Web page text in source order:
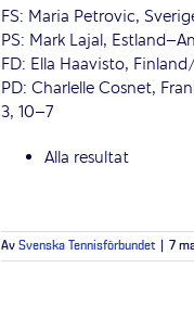
FS: Maria Petrovic,
PS: Mark Lajal,
FD: Ella Haavisto,
PD: Charlelle Cosnet,
3, 10–7
Alla resultat
Av Svenska Tennisförbundet 7